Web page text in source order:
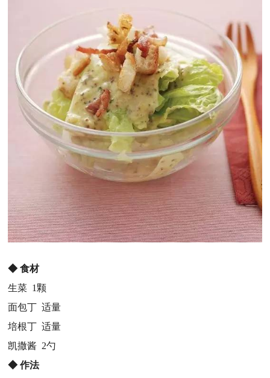
◆食材
生菜 1颗
面包丁 适量
培根丁 适量
凯撒酱 2勺
◆作法